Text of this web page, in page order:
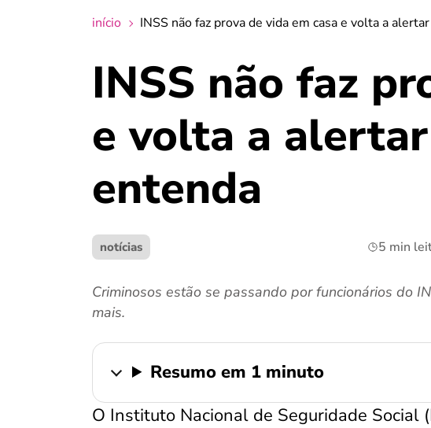
início INSS não faz prova de vida em casa e volta a
INSS não faz
e volta a
entenda
notícias 5 min
Criminosos estão se passando por funcionários do
mais.
Resumo em 1 minuto
O Instituto Nacional de Seguridade Social